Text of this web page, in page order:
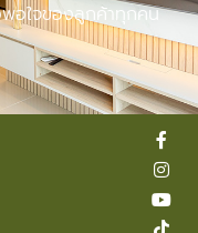
พอใจของลูกค้าทุกคน
F
a
c
e
b
o
I
n
s
t
a
g
Y
o
u
t
u
b
T
i
k
t
o
k
L
i
n
e